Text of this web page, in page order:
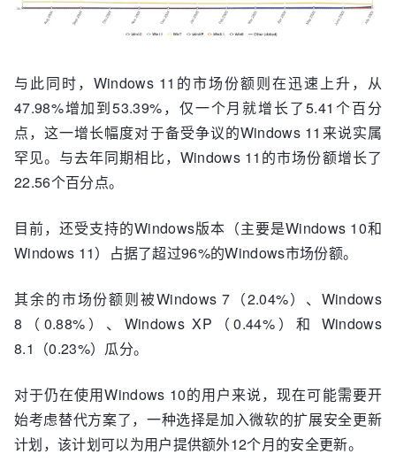
与此同时，Windows 11的市场份额则在迅速上升，从
47.98%增加到53.39%，仅一个月就增长了5.41个百分
点，这一增长幅度对于备受争议的Windows 11来说实属
罕见。与去年同期相比，Windows 11的市场份额增长了
22.56个百分点。
目前，还受支持的Windows版本（主要是Windows 10和
Windows 11）占据了超过96%的Windows市场份额。
其余的市场份额则被Windows 7（2.04%）、Windows
8（0.88%）、Windows XP（0.44%）和 Windows
8.1（0.23%）瓜分。
对于仍在使用Windows 10的用户来说，现在可能需要开
始考虑替代方案了，一种选择是加入微软的扩展安全更新
计划，该计划可以为用户提供额外12个月的安全更新。